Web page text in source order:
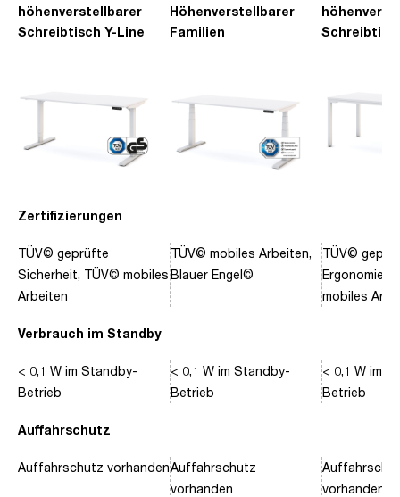
Zertifizierungen
Verbrauch im Standby
Auffahrschutz
höhenverstellbarer
Schreibtisch Y-Line
TÜV© geprüfte
Sicherheit, TÜV© mobiles
Arbeiten
< 0,1 W im Standby-
Betrieb
Auffahrschutz vorhanden
Höhenverstellbarer
Familien
TÜV© mobiles Arbeiten,
Blauer Engel©
< 0,1 W im Standby-
Betrieb
Auffahrschutz
vorhanden
TÜV©
Ergonomie,
mobiles
< 0,1 W im
Betrieb
vorhanden